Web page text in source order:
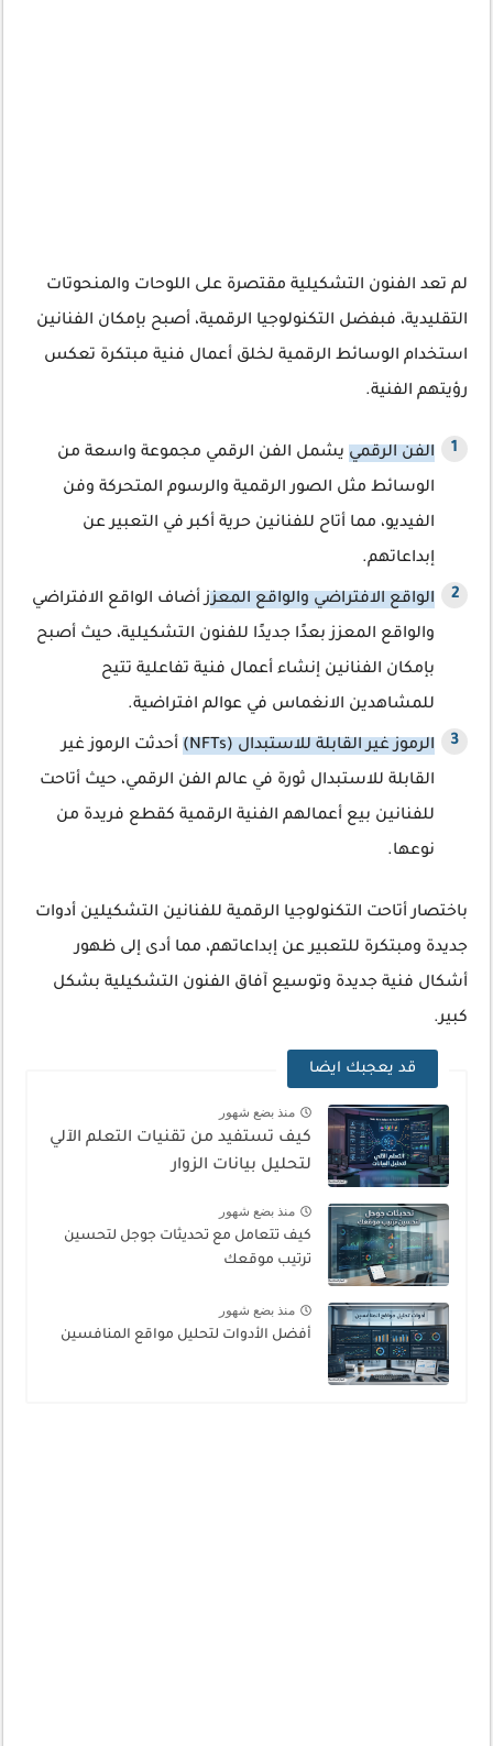
لم تعد الفنون التشكيلية مقتصرة على اللوحات والمنحوتات
التقليدية، فبفضل التكنولوجيا الرقمية، أصبح بإمكان الفنانين
استخدام الوسائط الرقمية لخلق أعمال فنية مبتكرة تعكس
رؤيتهم الفنية.
الفن الرقمي يشمل الفن الرقمي مجموعة واسعة من
الوسائط مثل الصور الرقمية والرسوم المتحركة وفن
الفيديو، مما أتاح للفنانين حرية أكبر في التعبير عن
إبداعاتهم.
الواقع الافتراضي والواقع المعزز أضاف الواقع الافتراضي
والواقع المعزز بعدًا جديدًا للفنون التشكيلية، حيث أصبح
بإمكان الفنانين إنشاء أعمال فنية تفاعلية تتيح
للمشاهدين الانغماس في عوالم افتراضية.
الرموز غير القابلة للاستبدال (NFTs)
أحدثت الرموز غير
القابلة للاستبدال ثورة في عالم الفن الرقمي، حيث أتاحت
للفنانين بيع أعمالهم الفنية الرقمية كقطع فريدة من
نوعها.
باختصار أتاحت التكنولوجيا الرقمية للفنانين التشكيلين أدوات
جديدة ومبتكرة للتعبير عن إبداعاتهم، مما أدى إلى ظهور
أشكال فنية جديدة وتوسيع آفاق الفنون التشكيلية بشكل
كبير.
قد يعجبك ايضا
منذ بضع شهور
كيف تستفيد من تقنيات التعلم الآلي
لتحليل بيانات الزوار
منذ بضع شهور
كيف تتعامل مع تحديثات جوجل لتحسين
ترتيب موقعك
منذ بضع شهور
أفضل الأدوات لتحليل مواقع المنافسين